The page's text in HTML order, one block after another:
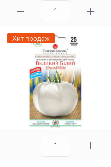
Хит продаж